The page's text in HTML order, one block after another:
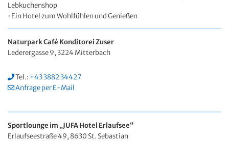
Lebkuchenshop
• Ein Hotel zum Wohlfühlen und Genießen
Naturpark Café Konditorei Zuser
Lederergasse 9, 3224 Mitterbach
Tel.: +43 3882 34427
Anfrage per E-Mail
Sportlounge im „JUFA Hotel Erlaufsee“
Erlaufseestraße 49, 8630 St. Sebastian